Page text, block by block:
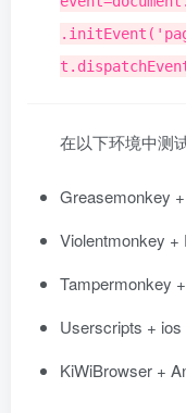
在以下环境中测
Greasemonkey
Violentmonkey +
Tampermonkey
Userscripts + ios
KiWiBrowser +